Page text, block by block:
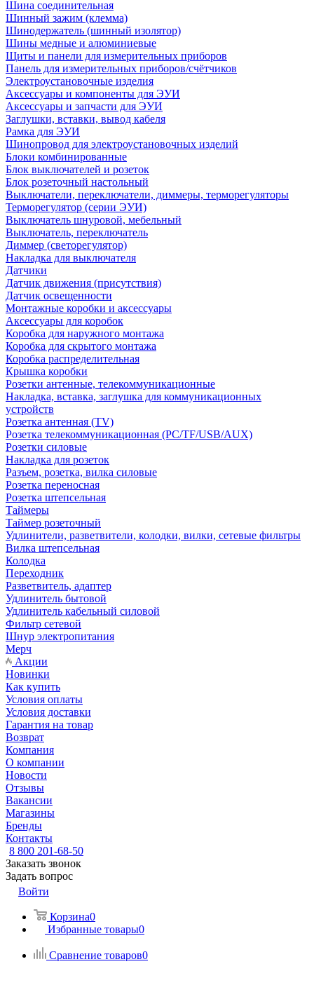
Шина соединительная
Шинный зажим (клемма)
Шинодержатель (шинный изолятор)
Шины медные и алюминиевые
Щиты и панели для измерительных приборов
Панель для измерительных приборов/счётчиков
Электроустановочные изделия
Аксессуары и компоненты для ЭУИ
Аксессуары и запчасти для ЭУИ
Заглушки, вставки, вывод кабеля
Рамка для ЭУИ
Шинопровод для электроустановочных изделий
Блоки комбинированные
Блок выключателей и розеток
Блок розеточный настольный
Выключатели, переключатели, диммеры, терморегуляторы
Терморегулятор (серии ЭУИ)
Выключатель шнуровой, мебельный
Выключатель, переключатель
Диммер (светорегулятор)
Накладка для выключателя
Датчики
Датчик движения (присутствия)
Датчик освещенности
Монтажные коробки и аксессуары
Аксессуары для коробок
Коробка для наружного монтажа
Коробка для скрытого монтажа
Коробка распределительная
Крышка коробки
Розетки антенные, телекоммуникационные
Накладка, вставка, заглушка для коммуникационных
устройств
Розетка антенная (TV)
Розетка телекоммуникационная (PC/TF/USB/AUX)
Розетки силовые
Накладка для розеток
Разъем, розетка, вилка силовые
Розетка переносная
Розетка штепсельная
Таймеры
Таймер розеточный
Удлинители, разветвители, колодки, вилки, сетевые фильтры
Вилка штепсельная
Колодка
Переходник
Разветвитель, адаптер
Удлинитель бытовой
Удлинитель кабельный силовой
Фильтр сетевой
Шнур электропитания
Мерч
Акции
Новинки
Как купить
Условия оплаты
Условия доставки
Гарантия на товар
Возврат
Компания
О компании
Новости
Отзывы
Вакансии
Магазины
Бренды
Контакты
8 800 201-68-50
Заказать звонок
Задать вопрос
Войти
Корзина0
Избранные товары0
Сравнение товаров0